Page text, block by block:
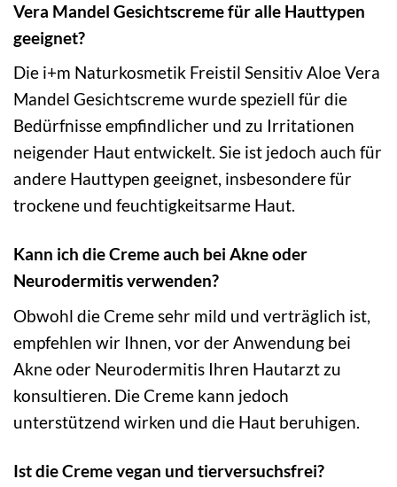
Vera Mandel Gesichtscreme für alle Hauttypen
geeignet?
Die i+m Naturkosmetik Freistil Sensitiv Aloe Vera
Mandel Gesichtscreme wurde speziell für die
Bedürfnisse empfindlicher und zu Irritationen
neigender Haut entwickelt. Sie ist jedoch auch für
andere Hauttypen geeignet, insbesondere für
trockene und feuchtigkeitsarme Haut.
Kann ich die Creme auch bei Akne oder
Neurodermitis verwenden?
Obwohl die Creme sehr mild und verträglich ist,
empfehlen wir Ihnen, vor der Anwendung bei
Akne oder Neurodermitis Ihren Hautarzt zu
konsultieren. Die Creme kann jedoch
unterstützend wirken und die Haut beruhigen.
Ist die Creme vegan und tierversuchsfrei?